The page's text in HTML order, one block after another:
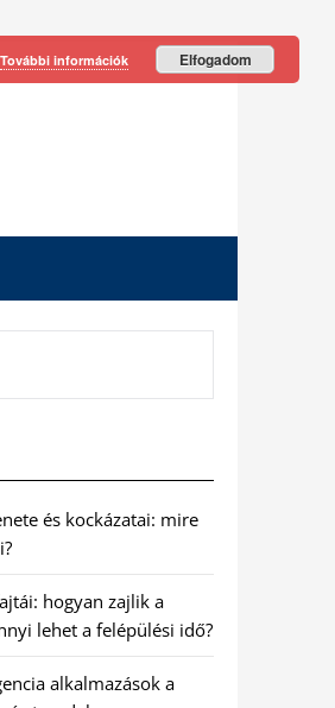
és kockázatai: mire
hogyan zajlik a
lehet a felépülési idő?
alkalmazások a
További információk Elfogadom